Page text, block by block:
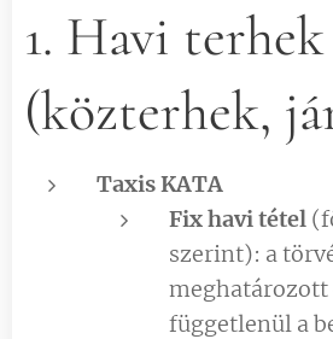
1. Havi terhek
(közterhek,
Taxis KATA
Fix havi tétel
szerint): a
meghatározott
függetlenül a